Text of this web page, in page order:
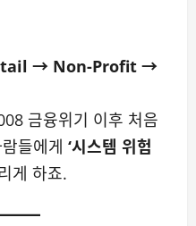
→ Non-Profit →
금융위기 이후 처음
들에게 ‘시스템 위험
게 하죠.